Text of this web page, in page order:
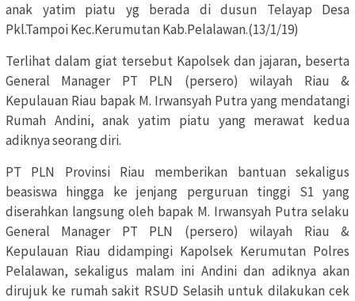
anak yatim piatu yg berada di dusun Telayap Desa
Pkl.Tampoi Kec.Kerumutan Kab.Pelalawan.(13/1/19)
Terlihat dalam giat tersebut Kapolsek dan jajaran, beserta
General Manager PT PLN (persero) wilayah Riau &
Kepulauan Riau bapak M. Irwansyah Putra yang mendatangi
Rumah Andini, anak yatim piatu yang merawat kedua
adiknya seorang diri.
PT PLN Provinsi Riau memberikan bantuan sekaligus
beasiswa hingga ke jenjang perguruan tinggi S1 yang
diserahkan langsung oleh bapak M. Irwansyah Putra selaku
General Manager PT PLN (persero) wilayah Riau &
Kepulauan Riau didampingi Kapolsek Kerumutan Polres
Pelalawan, sekaligus malam ini Andini dan adiknya akan
dirujuk ke rumah sakit RSUD Selasih untuk dilakukan cek